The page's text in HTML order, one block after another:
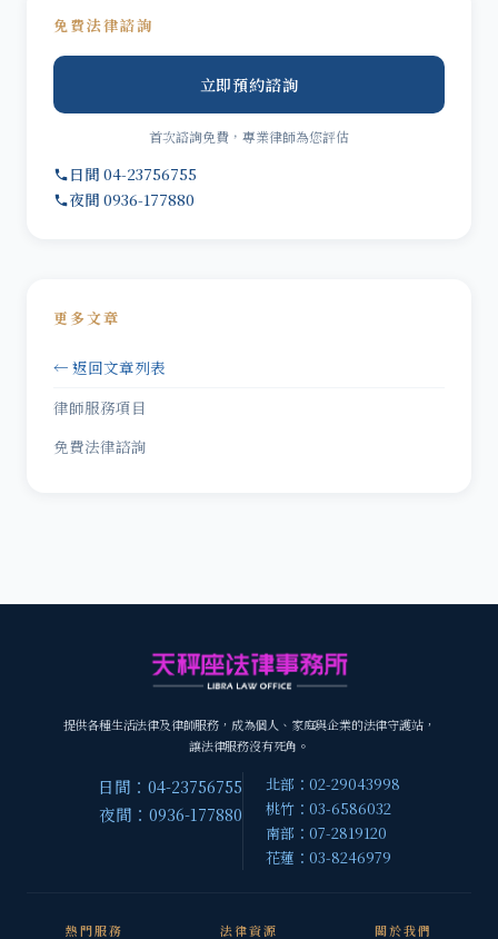
免費法律諮詢
立即預約諮詢
首次諮詢免費，專業律師為您評估
日間 04-23756755
夜間 0936-177880
更多文章
← 返回文章列表
律師服務項目
免費法律諮詢
提供各種生活法律及律師服務，成為個人、家庭與企業的法律守護站，
讓法律服務沒有死角。
日間：04-23756755
夜間：0936-177880
北部：02-29043998
桃竹：03-6586032
南部：07-2819120
花蓮：03-8246979
熱門服務 法律資源 關於我們